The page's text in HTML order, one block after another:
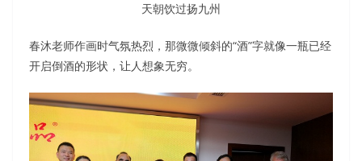
天朝饮过扬九州
春沐老师作画时气氛热烈，那微微倾斜的“酒”字就像一瓶已经
开启倒酒的形状，让人想象无穷。